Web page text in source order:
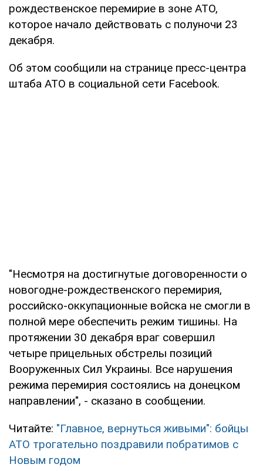
рождественское перемирие в зоне АТО,
которое начало действовать с полуночи 23
декабря.
Об этом сообщили на странице пресс-центра
штаба АТО в социальной сети Facebook.
"Несмотря на достигнутые договоренности о
новогодне-рождественского перемирия,
российско-оккупационные войска не смогли в
полной мере обеспечить режим тишины. На
протяжении 30 декабря враг совершил
четыре прицельных обстрелы позиций
Вооруженных Сил Украины. Все нарушения
режима перемирия состоялись на донецком
направлении", - сказано в сообщении.
Читайте: "Главное, вернуться живыми": бойцы
АТО трогательно поздравили побратимов с
Новым годом